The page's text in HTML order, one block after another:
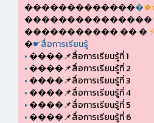
��������������
���������������
����������� �� �
�☛สื่อการเรียนรู้
•����📌สื่อการเรียนรู้ที่ 1
•����📌สื่อการเรียนรู้ที่ 2
•����📌สื่อการเรียนรู้ที่ 3
•����📌สื่อการเรียนรู้ที่ 4
•����📌สื่อการเรียนรู้ที่ 5
•����📌สื่อการเรียนรู้ที่ 6